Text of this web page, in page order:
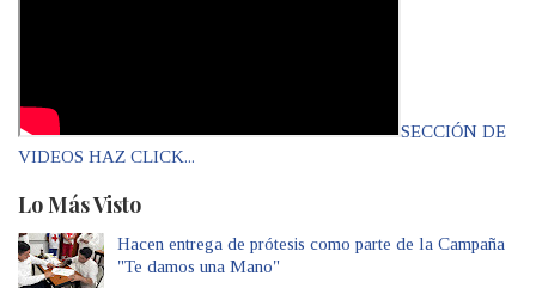
SECCIÓN DE
VIDEOS HAZ CLICK...
Lo Más Visto
Hacen entrega de prótesis como parte de la Campaña
"Te damos una Mano"